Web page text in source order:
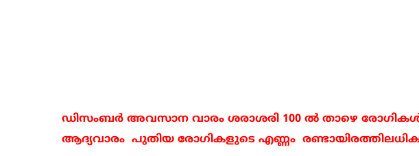
ഡിസംബര്‍ അവസാന വാരം ശരാശരി 100 ല്‍ താഴെ
ആദ്യവാരം പുതിയ രോഗികളുടെ എണ്ണം